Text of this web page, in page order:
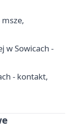
w Sowicach -
- kontakt,